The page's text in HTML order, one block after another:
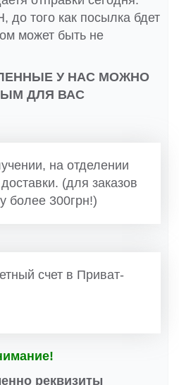
того как посылка бдет
может быть не
У НАС МОЖНО
ДЛЯ ВАС
на отделении
(для заказов
более 300грн!)
счет в Приват-
реквизиты